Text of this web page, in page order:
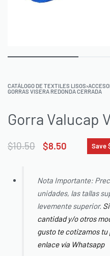
CATÁLOGO DE TEXTILES LISOS›
GORRAS VISERA REDONDA CERRADA
Gorra Valucap
$10.50 $8.50 Save
Nota Importante:
unidades, las tallas
levemente superior.
cantidad y/o otros
gusto te cotizamos tu
enlace vía Whatsapp